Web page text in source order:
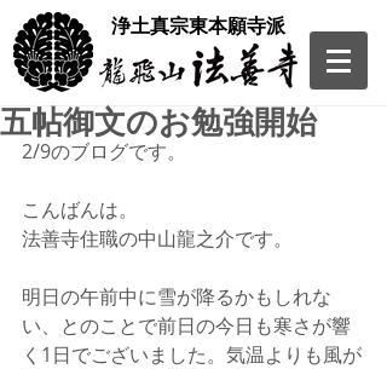
​浄土真宗東本願寺派
五帖御文のお勉強開始
2/9のブログです。
こんばんは。
法善寺住職の中山龍之介です。
明日の午前中に雪が降るかもしれな
い、とのことで前日の今日も寒さが響
く1日でございました。気温よりも風が